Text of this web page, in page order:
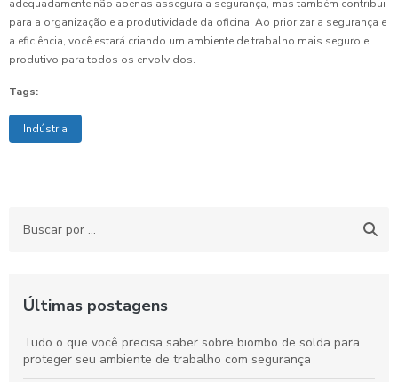
adequadamente não apenas assegura a segurança, mas também contribui
para a organização e a produtividade da oficina. Ao priorizar a segurança e
a eficiência, você estará criando um ambiente de trabalho mais seguro e
produtivo para todos os envolvidos.
Tags:
Indústria
Últimas postagens
Tudo o que você precisa saber sobre biombo de solda para
proteger seu ambiente de trabalho com segurança